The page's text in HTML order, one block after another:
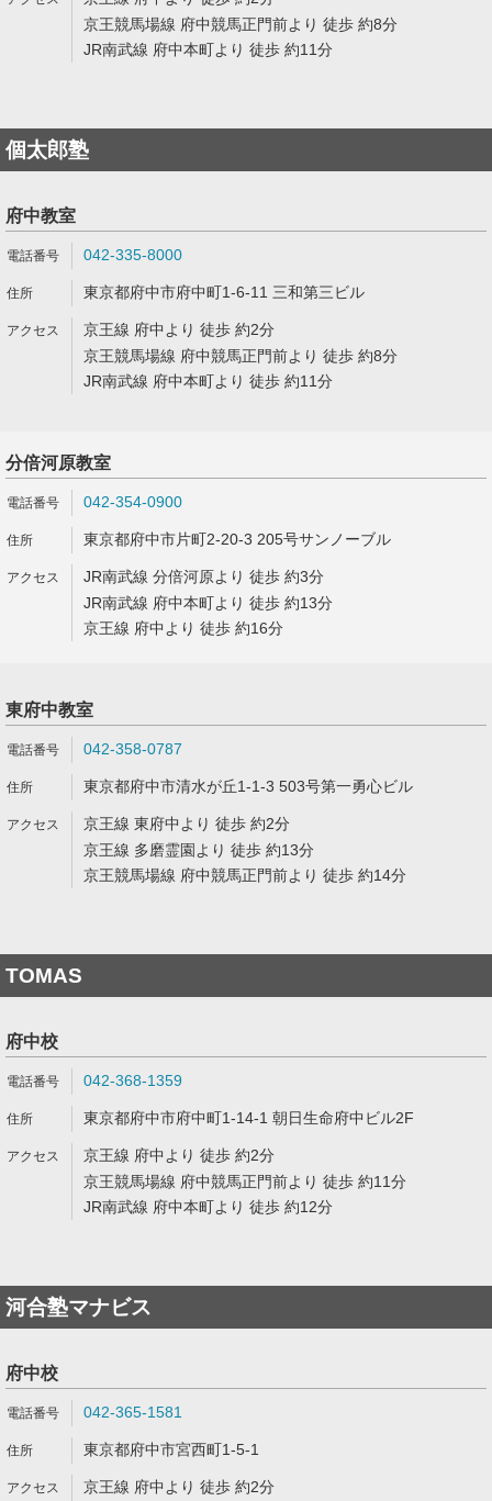
京王競馬場線 府中競馬正門前より 徒歩 約8分
JR南武線 府中本町より 徒歩 約11分
個太郎塾
府中教室
042-335-8000
東京都府中市府中町1-6-11 三和第三ビル
京王線 府中より 徒歩 約2分
京王競馬場線 府中競馬正門前より 徒歩 約8分
JR南武線 府中本町より 徒歩 約11分
分倍河原教室
042-354-0900
東京都府中市片町2-20-3 205号サンノーブル
JR南武線 分倍河原より 徒歩 約3分
JR南武線 府中本町より 徒歩 約13分
京王線 府中より 徒歩 約16分
東府中教室
042-358-0787
東京都府中市清水が丘1-1-3 503号第一勇心ビル
京王線 東府中より 徒歩 約2分
京王線 多磨霊園より 徒歩 約13分
京王競馬場線 府中競馬正門前より 徒歩 約14分
TOMAS
府中校
042-368-1359
東京都府中市府中町1-14-1 朝日生命府中ビル2F
京王線 府中より 徒歩 約2分
京王競馬場線 府中競馬正門前より 徒歩 約11分
JR南武線 府中本町より 徒歩 約12分
河合塾マナビス
府中校
042-365-1581
東京都府中市宮西町1-5-1
京王線 府中より 徒歩 約2分